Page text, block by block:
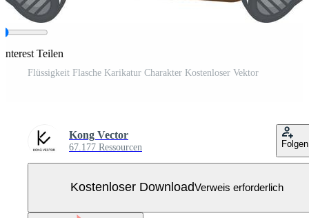
Teilen
Flüssigkeit Flasche Karikatur Charakter Kostenloser Vektor
Kong Vector
67.177 Ressourcen Folgen
Kostenloser DownloadVerweis erforderlich